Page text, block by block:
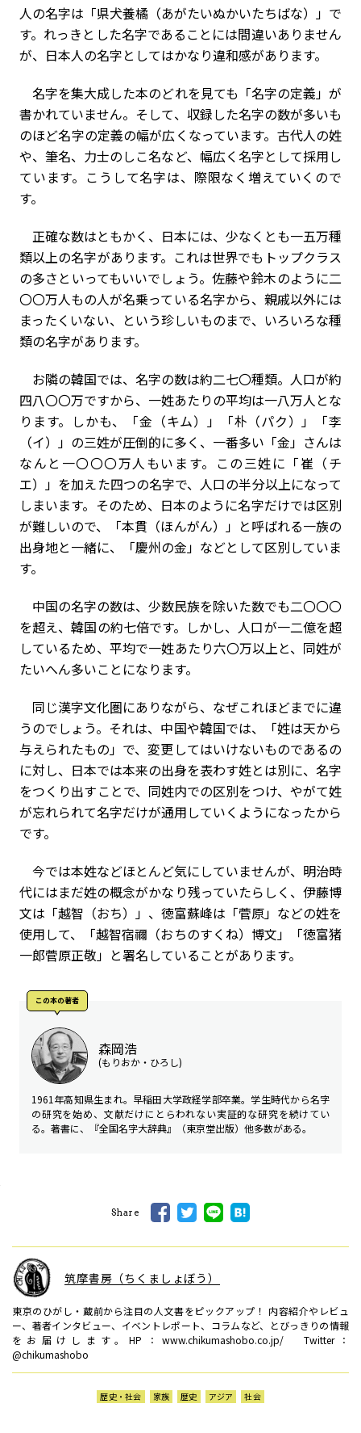
人の名字は「県犬養橘（あがたいぬかいたちばな）」で
す。れっきとした名字であることには間違いありません
が、日本人の名字としてはかなり違和感があります。
名字を集大成した本のどれを見ても「名字の定義」が
書かれていません。そして、収録した名字の数が多いも
のほど名字の定義の幅が広くなっています。古代人の姓
や、筆名、力士のしこ名など、幅広く名字として採用し
ています。こうして名字は、際限なく増えていくので
す。
正確な数はともかく、日本には、少なくとも一五万種
類以上の名字があります。これは世界でもトップクラス
の多さといってもいいでしょう。佐藤や鈴木のように二
〇〇万人もの人が名乗っている名字から、親戚以外には
まったくいない、という珍しいものまで、いろいろな種
類の名字があります。
お隣の韓国では、名字の数は約二七〇種類。人口が約
四八〇〇万ですから、一姓あたりの平均は一八万人とな
ります。しかも、「金（キム）」「朴（パク）」「李
（イ）」の三姓が圧倒的に多く、一番多い「金」さんは
なんと一〇〇〇万人もいます。この三姓に「崔（チ
エ）」を加えた四つの名字で、人口の半分以上になって
しまいます。そのため、日本のように名字だけでは区別
が難しいので、「本貫（ほんがん）」と呼ばれる一族の
出身地と一緒に、「慶州の金」などとして区別していま
す。
中国の名字の数は、少数民族を除いた数でも二〇〇〇
を超え、韓国の約七倍です。しかし、人口が一二億を超
しているため、平均で一姓あたり六〇万以上と、同姓が
たいへん多いことになります。
同じ漢字文化圏にありながら、なぜこれほどまでに違
うのでしょう。それは、中国や韓国では、「姓は天から
与えられたもの」で、変更してはいけないものであるの
に対し、日本では本来の出身を表わす姓とは別に、名字
をつくり出すことで、同姓内での区別をつけ、やがて姓
が忘れられて名字だけが通用していくようになったから
です。
今では本姓などほとんど気にしていませんが、明治時
代にはまだ姓の概念がかなり残っていたらしく、伊藤博
文は「越智（おち）」、徳富蘇峰は「菅原」などの姓を
使用して、「越智宿禰（おちのすくね）博文」「徳富猪
一郎菅原正敬」と署名していることがあります。
この本の著者
森岡浩
(もりおか・ひろし)
1961年高知県生まれ。早稲田大学政経学部卒業。学生時代から名字
の研究を始め、文献だけにとらわれない実証的な研究を続けてい
る。著書に、『全国名字大辞典』（東京堂出版）他多数がある。
Share
筑摩書房（ちくましょぼう）
東京のひがし・蔵前から注目の人文書をピックアップ！ 内容紹介やレビュ
ー、著者インタビュー、イベントレポート、コラムなど、とびっきりの情報
をお届けします。HP：www.chikumashobo.co.jp/ Twitter：
@chikumashobo
歴史・社会 家族 歴史 アジア 社会